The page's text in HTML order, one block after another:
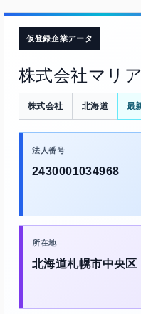
仮登録企業データ
株式会社マリ
株式会社 北海道 最
法人番号
2430001034968
所在地
北海道札幌市中央区